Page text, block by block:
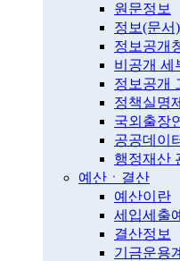
원문정보
정보(문서
정보공개
비공개 세
정보공개
정책실명제
국외출장
공공데이
행정재산
예산ㆍ결산
예산이란
세입세출
결산정보
기금운용